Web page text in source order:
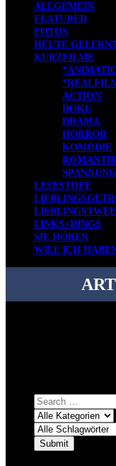
ALLGEMEIN
FEATURED
FOTOS
HEUTE
KURZFILME
ACTION
DOKU
DRAMA
HORROR
KOMÖDIE
SPANNUNG
LESESTOFF
LINKS+DINGS
SIE HÖREN
WILL ICH